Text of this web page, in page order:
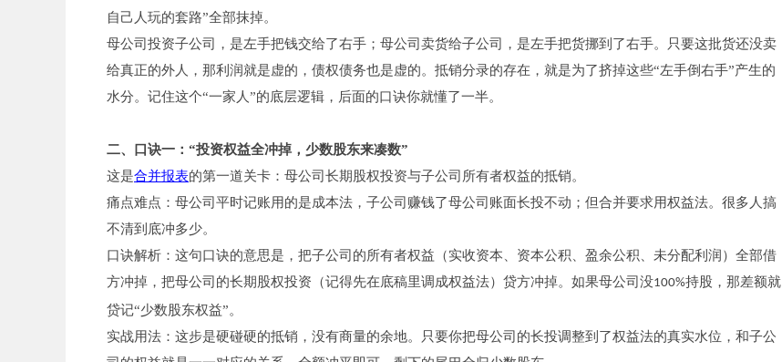
自己人玩的套路”全部抹掉。
母公司投资子公司，是左手把钱交给了右手；母公司卖货给子公司，是左手把货挪到了右手。只要这批货还没卖
给真正的外人，那利润就是虚的，债权债务也是虚的。抵销分录的存在，就是为了挤掉这些“左手倒右手”产生的
水分。记住这个“一家人”的底层逻辑，后面的口诀你就懂了一半。
二、口诀一：“投资权益全冲掉，少数股东来凑数”
这是合并报表的第一道关卡：母公司长期股权投资与子公司所有者权益的抵销。
痛点难点：母公司平时记账用的是成本法，子公司赚钱了母公司账面长投不动；但合并要求用权益法。很多人搞
不清到底冲多少。
口诀解析：这句口诀的意思是，把子公司的所有者权益（实收资本、资本公积、盈余公积、未分配利润）全部借
方冲掉，把母公司的长期股权投资（记得先在底稿里调成权益法）贷方冲掉。如果母公司没100%持股，那差额就
贷记“少数股东权益”。
实战用法：这步是硬碰硬的抵销，没有商量的余地。只要你把母公司的长投调整到了权益法的真实水位，和子公